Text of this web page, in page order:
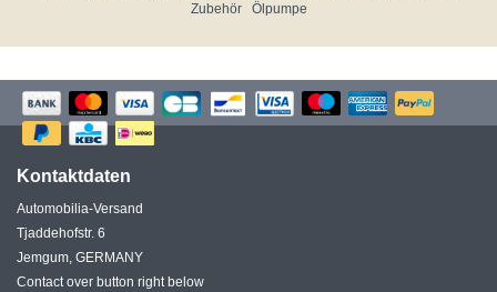
Zubehör
Ölpumpe
Kontaktdaten
Automobilia-Versand
Tjaddehofstr. 6
Jemgum, GERMANY
Contact over button right below